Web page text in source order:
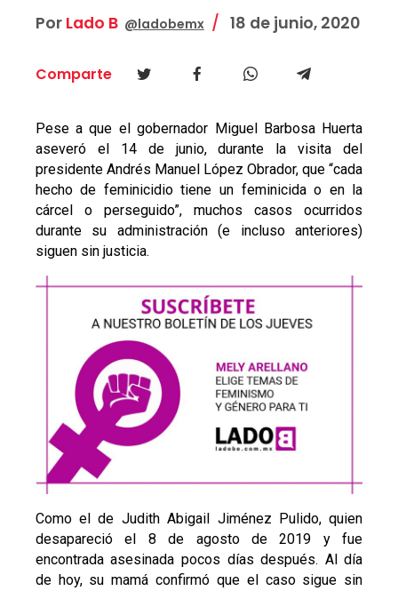
Por Lado B @ladobemx 18 de junio, 2020
Comparte
Pese a que el gobernador Miguel Barbosa Huerta
aseveró el 14 de junio, durante la visita del
presidente Andrés Manuel López Obrador, que “cada
hecho de feminicidio tiene un feminicida o en la
cárcel o perseguido”, muchos casos ocurridos
durante su administración (e incluso anteriores)
siguen sin justicia.
Como el de Judith Abigail Jiménez Pulido, quien
desapareció el 8 de agosto de 2019 y fue
encontrada asesinada pocos días después. Al día
de hoy, su mamá confirmó que el caso sigue sin